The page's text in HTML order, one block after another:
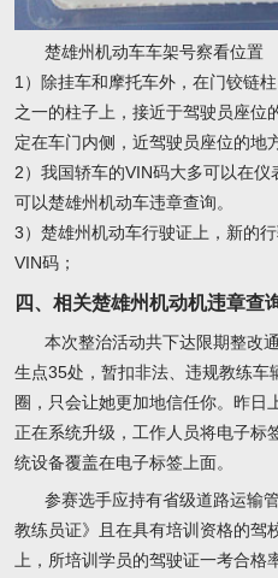
楚雄州机动车车架号察看位置
1）除挂车和摩托车外，在门铰链
之一的柱子上，接近于驾驶员座位
定在车门内侧，近驾驶员座位的地方
2）我国轿车的VIN码大多可以在
可以楚雄州机动车违章查询。
3）楚雄州机动车行驶证上，新的
VIN码；
四、相关楚雄州机动机违章查
本次整治活动共下达限期整改
生点35处，暂扣非法、违规教练
圈，只会让她更加地信任你。昨日
正在系统升级，工作人员将电子标
统设备覆盖在电子标签上面。
参赛选手应持有省级道路运输
教练员证》且在具有培训资格的驾
上，所培训学员的驾驶证一考合